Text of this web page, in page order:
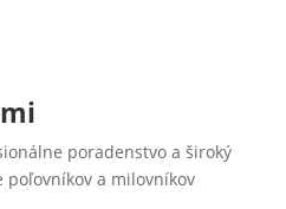
poradenstvo a široký
a milovníkov